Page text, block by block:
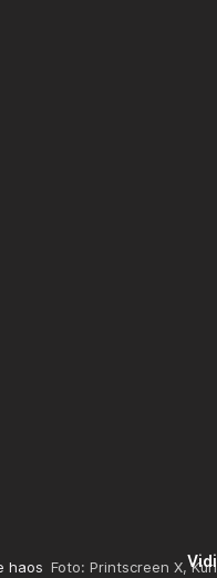
haos Foto: Printscreen X,